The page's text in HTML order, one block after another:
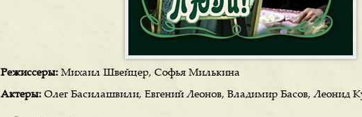
Режиссеры: Михаил Швейцер, Софья Милькина
Актеры: Олег Басилашвили, Евгений Леонов, Владимир Басов, Леонид